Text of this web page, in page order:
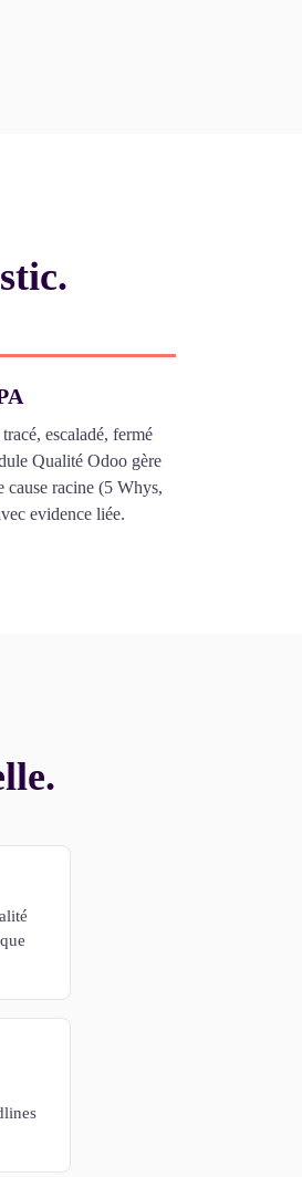
escaladé, fermé
Qualité Odoo gère
racine (5 Whys,
evidence liée.